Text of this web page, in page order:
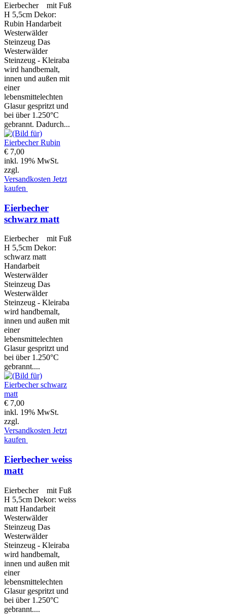
Eierbecher mit Fuß
H 5,5cm Dekor:
Rubin Handarbeit
Westerwälder
Steinzeug Das
Westerwälder
Steinzeug - Kleiraba
wird handbemalt,
innen und außen mit
einer
lebensmittelechten
Glasur gespritzt und
bei über 1.250°C
gebrannt. Dadurch...
€ 7,00
inkl. 19% MwSt.
zzgl.
Versandkosten Jetzt
kaufen
Eierbecher
schwarz matt
Eierbecher mit Fuß
H 5,5cm Dekor:
schwarz matt
Handarbeit
Westerwälder
Steinzeug Das
Westerwälder
Steinzeug - Kleiraba
wird handbemalt,
innen und außen mit
einer
lebensmittelechten
Glasur gespritzt und
bei über 1.250°C
gebrannt....
€ 7,00
inkl. 19% MwSt.
zzgl.
Versandkosten Jetzt
kaufen
Eierbecher weiss
matt
Eierbecher mit Fuß
H 5,5cm Dekor: weiss
matt Handarbeit
Westerwälder
Steinzeug Das
Westerwälder
Steinzeug - Kleiraba
wird handbemalt,
innen und außen mit
einer
lebensmittelechten
Glasur gespritzt und
bei über 1.250°C
gebrannt....